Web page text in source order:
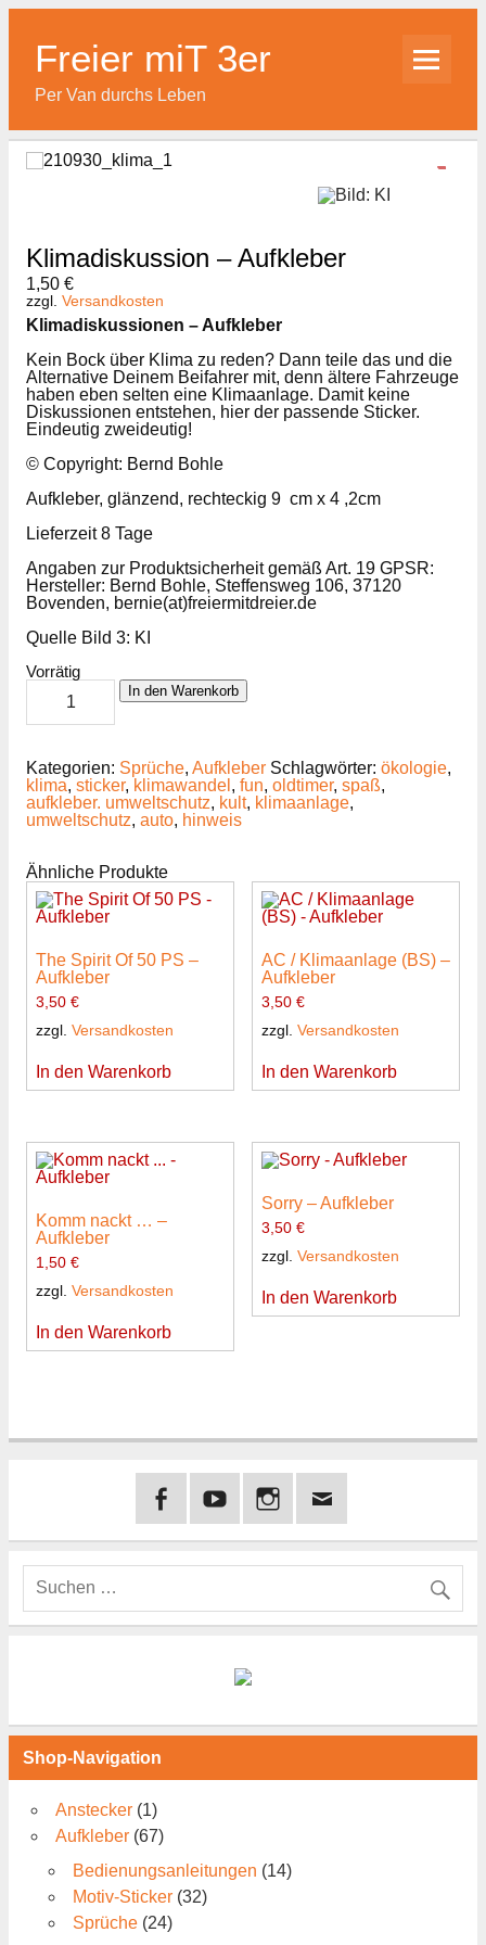
Skip
contentFreier miT 3er
Per Van durchs Leben
Klimadiskussion – Aufkleber
1,50 €
zzgl. Versandkosten
Klimadiskussionen – Aufkleber
Kein Bock über Klima zu reden? Dann teile das und die
Alternative Deinem Beifahrer mit, denn ältere Fahrzeuge
haben eben selten eine Klimaanlage. Damit keine
Diskussionen entstehen, hier der passende Sticker.
Eindeutig zweideutig!
© Copyright: Bernd Bohle
Aufkleber, glänzend, rechteckig 9 cm x 4 ,2cm
Lieferzeit 8 Tage
Angaben zur Produktsicherheit gemäß Art. 19 GPSR:
Hersteller: Bernd Bohle, Steffensweg 106, 37120
Bovenden, bernie(at)freiermitdreier.de
Quelle Bild 3: KI
Vorrätig
Klimadiskussion
Aufkleber
In den Warenkorb
Kategorien: Sprüche, Aufkleber Schlagwörter: ökologie,
klima, sticker, klimawandel , fun, oldtimer, spaß,
aufkleber. umweltschutz, kult, klimaanlage,
umweltschutz, auto, hinweis
Ähnliche Produkte
The Spirit Of 50 PS –
Aufkleber
3,50 €
zzgl. Versandkosten
In den Warenkorb
AC / Klimaanlage (BS) –
Aufkleber
3,50 €
zzgl. Versandkosten
In den Warenkorb
Komm nackt … –
Aufkleber
1,50 €
zzgl. Versandkosten
In den Warenkorb
Sorry – Aufkleber
3,50 €
zzgl. Versandkosten
In den Warenkorb
Shop-Navigation
Anstecker (1)
Aufkleber (67)
Bedienungsanleitungen (14)
Motiv-Sticker (32)
Sprüche (24)